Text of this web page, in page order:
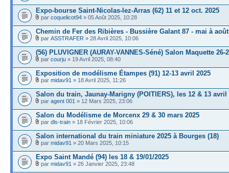
Expo-bourse Saint-Nicolas-lez-Arras (62) 11 et 12 oct. 2025
par coquelicot94 » 05 Août 2025, 10:28
Chemin de Fer des Ribières - Bussière Galant 87 - mai à août
par ASSTRAFER » 28 Avril 2025, 10:06
(56) PLUVIGNER (AURAY-VANNES-Séné) Salon Maquette 26-
par courju » 19 Avril 2025, 08:40
Exposition de modélisme Étampes (91) 12-13 avril 2025
par midav91 » 18 Avril 2025, 11:26
Salon du train, Jaunay-Marigny (POITIERS), les 12 & 13 avril
par agent 001 » 12 Mars 2025, 23:06
Salon du Modélisme de Morcenx 29 & 30 mars 2025
par dls-train » 18 Février 2025, 10:06
Salon international du train miniature 2025 à Bourges (18)
par midav91 » 20 Mars 2025, 10:15
Expo Saint Mandé (94) les 18 & 19/01/2025
par midav91 » 26 Janvier 2025, 23:48